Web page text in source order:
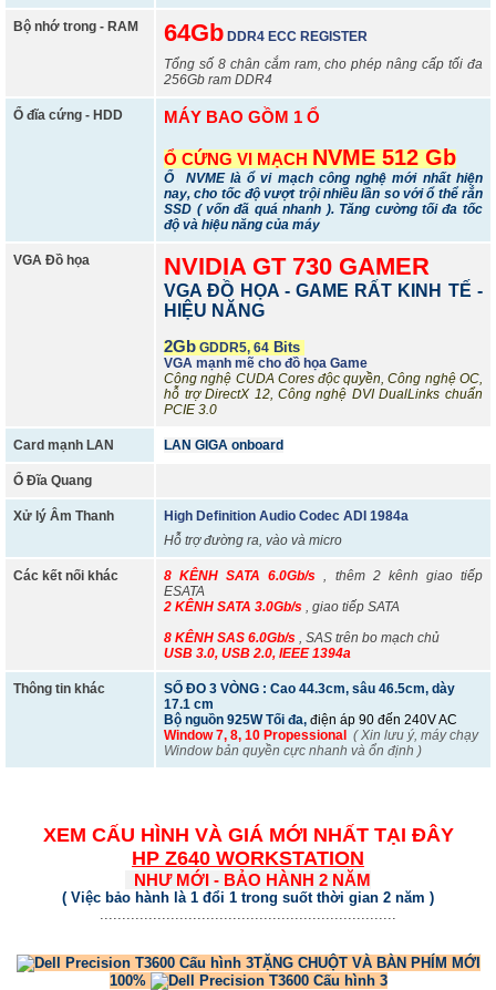
Bộ nhớ trong - RAM 64Gb DDR4 ECC REGISTER
Tổng số 8 chân cắm ram, cho phép nâng cấp tối đa
256Gb ram DDR4
Ổ đĩa cứng - HDD MÁY BAO GỒM 1 Ổ
Ổ CỨNG VI MẠCH NVME 512 Gb
Ổ NVME là ổ vi mạch công nghệ mới nhất hiện
nay, cho tốc độ vượt trội nhiều lần so với ổ thể rắn
SSD ( vốn đã quá nhanh ). Tăng cường tối đa tốc
độ và hiệu năng của máy
VGA Đồ họa NVIDIA GT 730 GAMER
VGA ĐỒ HỌA - GAME RẤT KINH TẾ -
HIỆU NĂNG
2Gb GDDR5, 64 Bits
VGA mạnh mẽ cho đồ họa Game
Công nghệ CUDA Cores độc quyền, Công nghệ OC,
hỗ trợ DirectX 12, Công nghệ DVI DualLinks chuẩn
PCIE 3.0
Card mạnh LAN LAN GIGA onboard
Ổ Đĩa Quang
Xử lý Âm Thanh
High Definition Audio Codec ADI 1984a
Hỗ trợ đường ra, vào và micro
Các kết nối khác 8 KÊNH SATA 6.0Gb/s , thêm 2 kênh giao tiếp
ESATA
2 KÊNH SATA 3.0Gb/s , giao tiếp SATA
8 KÊNH SAS 6.0Gb/s , SAS trên bo mạch chủ
USB 3.0, USB 2.0, IEEE 1394a
Thông tin khác
SỐ ĐO 3 VÒNG : Cao 44.3cm, sâu 46.5cm, dày
17.1 cm
Bộ nguồn 925W Tối đa,điện áp 90 đến 240V AC
Window 7, 8, 10 Propessional( Xin lưu ý, máy chạy
Window bản quyền cực nhanh và ổn định )
XEM CẤU HÌNH VÀ GIÁ MỚI NHẤT TẠI ĐÂY
HP Z640 WORKSTATION
NHƯ MỚI - BẢO HÀNH 2 NĂM
( Việc bảo hành là 1 đổi 1 trong suốt thời gian 2 năm )
TẶNG CHUỘT VÀ BÀN PHÍM MỚI
100%